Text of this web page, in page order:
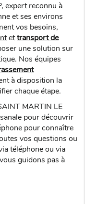
expert reconnu à
et ses environs
vos besoins,
ettransport de
une solution sur
Nos équipes
à disposition la
chaque étape.
MARTIN LE
pour découvrir
pour connaître
vos questions ou
téléphone ou via
guidons pas à